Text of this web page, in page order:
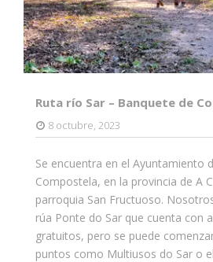
Ruta río Sar – Banquete de
8 octubre, 2023
Se encuentra en el Ayuntamiento
Compostela, en la provincia de A
parroquia San Fructuoso.
rúa Ponte do Sar que cuenta con
gratuitos, pero se puede
puntos como Multiusos do Sar o